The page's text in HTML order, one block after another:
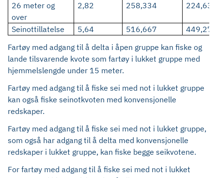
26 meter og
over
2,82 258,334 224,638
Seinottillatelse 5,64 516,667
449,276
Fartøy med adgang til å delta i åpen gruppe kan fiske og
lande tilsvarende kvote som fartøy i lukket gruppe med
hjemmelslengde under 15 meter.
Fartøy med adgang til å fiske sei med not i lukket gruppe
kan også fiske seinotkvoten med konvensjonelle
redskaper.
Fartøy med adgang til å fiske sei med not i lukket gruppe,
som også har adgang til å delta med konvensjonelle
redskaper i lukket gruppe, kan fiske begge seikvotene.
For fartøy med adgang til å fiske sei med not i lukket